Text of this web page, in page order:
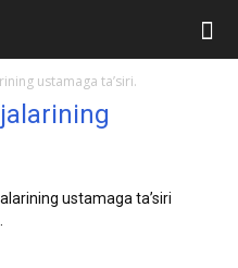
ustamaga ta’siri.
ustamaga ta’siri